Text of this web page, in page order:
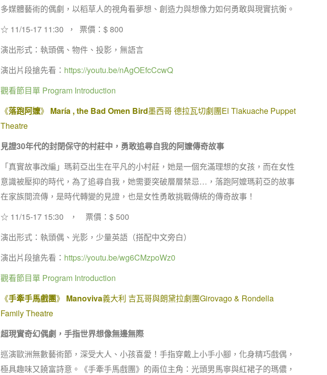
多媒體藝術的偶劇，以稻草人的視角看夢想、創造力與想像力如何勇敢與現實抗衡。
☆ 11/15-17 11:30 ， 票價：$ 800
演出形式：執頭偶、物件、投影，無語言
演出片段搶先看： https://youtu.be/nAgOEfcCcwQ
觀看節目單 Program Introduction
《落跑阿嬤》 María , the Bad Omen Bird墨西哥 德拉瓦切劇團El Tlakuache Puppet
Theatre
見證30年代的封閉保守的村莊中 ，勇敢追尋自我的阿嬤傳奇故事
「真實故事改編」瑪莉亞出生在平凡的小村莊，她是一個充滿理想的女孩，而在女性
意識被壓抑的時代，為了追尋自我，她需要突破層層禁忌…，落跑阿嬤瑪莉亞的故事
在家族間流傳，是時代轉變的見證，也是女性勇敢挑戰傳統的傳奇故事！
☆ 11/15-17 15:30 ， 票價：$ 500
演出形式：執頭偶、光影，少量英語（搭配中文旁白）
演出片段搶先看： https://youtu.be/wg6CMzpoWz0
觀看節目單 Program Introduction
《手牽手馬戲團》 Manoviva義大利 吉瓦哥與朗黛拉劇團Girovago & Rondella
Family Theatre
超現實奇幻偶劇，手指世界想像無邊無際
巡演歐洲無數藝術節，深受大人、小孩喜愛！手指穿戴上小手小腳，化身精巧戲偶，
極具趣味又饒富詩意。《手牽手馬戲團》的兩位主角：光頭男馬寧與紅裙子的瑪儂，